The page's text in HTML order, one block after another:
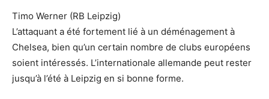
Timo Werner (RB Leipzig)
L’attaquant a été fortement lié à un déménagement à
Chelsea, bien qu’un certain nombre de clubs européens
soient intéressés. L’internationale allemande peut rester
jusqu’à l’été à Leipzig en si bonne forme.